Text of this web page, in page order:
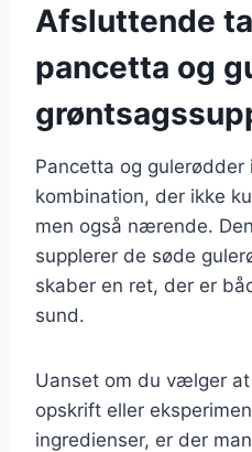
Afsluttende
pancetta og
Pancetta og gulerødder
kombination, der ikke
men også nærende.
supplerer de søde
skaber en ret, der er
sund.
Uanset om du vælger
opskrift eller
ingredienser, er der